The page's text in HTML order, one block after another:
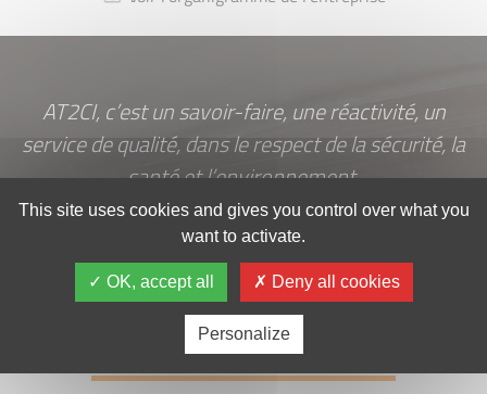
AT2CI, c’est un savoir-faire, une réactivité, un
service de qualité, dans le respect de la sécurité, la
santé et l’environnement.
UN SAVOIR-FAIRE
MAÎTRISÉ DEPUIS 13 ANS
This site uses cookies and gives you control over what you
want to activate.
OK, accept all Deny all cookies
Personalize